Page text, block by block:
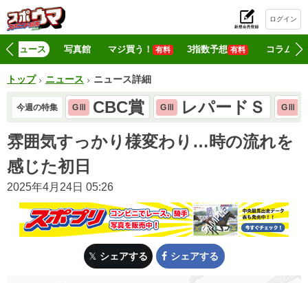
ログイン
ニュース 写真館 マジ買う！ 有料 3指数予想 有料 コラム
トップ ニュース ニュース詳細
今週の特集 GⅢ CBC賞 GⅢ レパードＳ GⅢ
雰囲気すっかり様変わり…時の流れを
感じた初日
2025年4月24日 05:26
シェアする シェアする